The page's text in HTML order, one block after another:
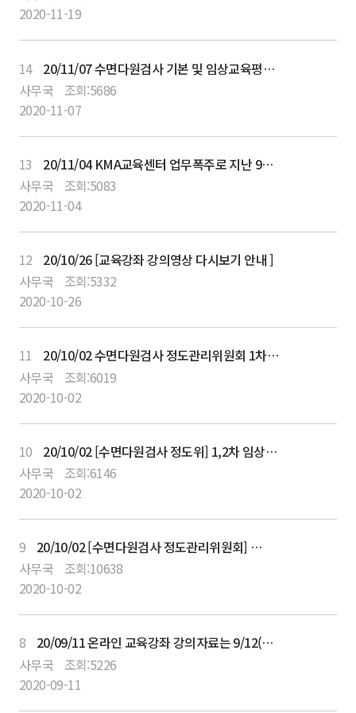
2020-11-19
14
20/11/07 수면다원검사 기본 및 임상교육평점 취득확인 안내
사무국
조회:5686
2020-11-07
13
20/11/04 KMA교육센터 업무폭주로 지난 9월13일 온라인교육강좌 연수평점 조회가 지연되고 있습니다.
사무국
조회:5083
2020-11-04
12
20/10/26 [교육강좌 강의영상 다시보기 안내 ]
사무국
조회:5332
2020-10-26
11
20/10/02 수면다원검사 정도관리위원회 1차 및 2차 임상교육평점 프로그램 등록 안내
사무국
조회:6019
2020-10-02
10
20/10/02 [수면다원검사 정도위] 1,2차 임상교육 프로그램일정 및 10월 24일 1차 프로그램 상세일정
사무국
조회:6146
2020-10-02
9
20/10/02 [수면다원검사 정도관리위원회] 제1차 임상교육평점 사전등록기간
사무국
조회:10638
2020-10-02
8
20/09/11 온라인 교육강좌 강의자료는 9/12(토) 18시 이후 강의사이트 자료실에서 다운로드 가능합니다.
사무국
조회:5226
2020-09-11